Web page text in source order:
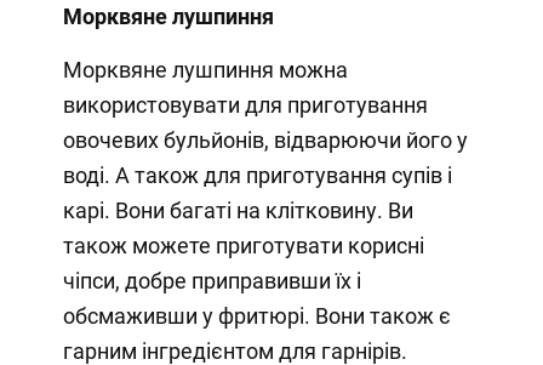
Морквяне лушпиння
Морквяне лушпиння можна
використовувати для приготування
овочевих бульйонів, відварюючи його у
воді. А також для приготування супів і
карі. Вони багаті на клітковину. Ви
також можете приготувати корисні
чіпси, добре приправивши їх і
обсмаживши у фритюрі. Вони також є
гарним інгредієнтом для гарнірів.